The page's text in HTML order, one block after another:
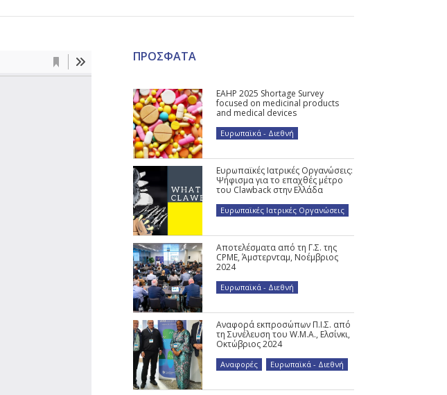
ΠΡΟΣΦΑΤΑ
EAHP 2025 Shortage Survey
focused on medicinal products
and medical devices
Ευρωπαϊκά - Διεθνή
Ευρωπαϊκές Ιατρικές Οργανώσεις:
Ψήφισμα για το επαχθές μέτρο
του Clawback στην Ελλάδα
Ευρωπαϊκές Ιατρικές Οργανώσεις
Αποτελέσματα από τη Γ.Σ. της
CPME, Άμστερνταμ, Νοέμβριος
2024
Ευρωπαϊκά - Διεθνή
Αναφορά εκπροσώπων Π.Ι.Σ. από
τη Συνέλευση του W.M.A., Ελσίνκι,
Οκτώβριος 2024
Αναφορές Ευρωπαϊκά - Διεθνή